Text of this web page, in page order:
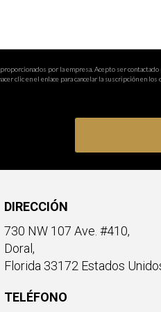
por la empresa. Acepto ser
clic en el enlace para cancelar la suscripción en
DIRECCIÓN
730 NW 107 Ave. #410,
Doral,
Florida 33172 Estados
TELÉFONO